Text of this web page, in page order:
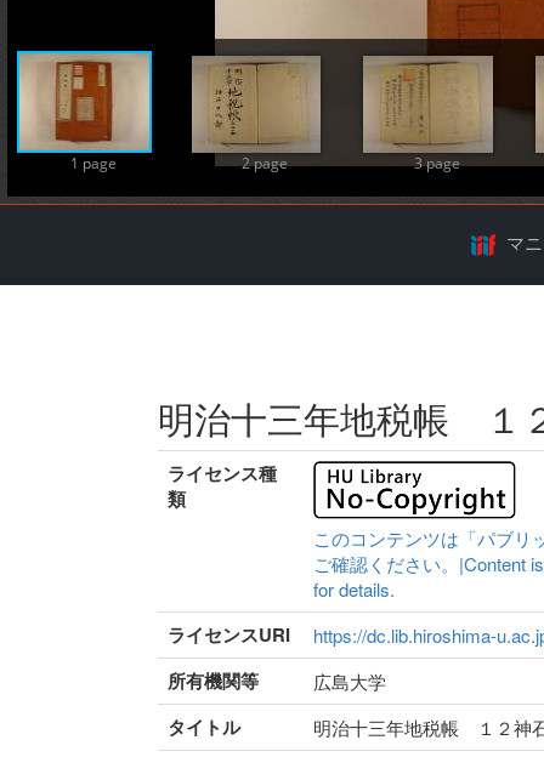
1 page 2 page 3 page
マ
明治十三年地税帳 １
ライセンス種
類
このコンテンツは「パブリ
ご確認ください。|Content
for details.
ライセンスURI https://dc.lib.hiroshima-
所有機関等 広島大学
タイトル 明治十三年地税帳 １２神